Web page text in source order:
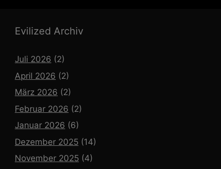
Evilized Archiv
Juli 2026 (2)
April 2026 (2)
März 2026 (2)
Februar 2026 (2)
Januar 2026 (6)
Dezember 2025 (14)
November 2025 (4)